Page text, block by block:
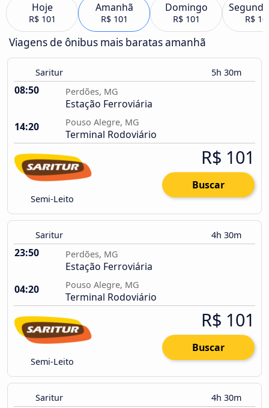
Hoje
R$ 101
Amanhã
R$ 101
Domingo
R$ 101 R$
Viagens de ônibus mais baratas amanhã
Saritur 5h 30m
08:50 Perdões, MG
Estação Ferroviária
14:20
Pouso Alegre, MG
Terminal Rodoviário
Semi-Leito
R$ 101
Buscar
Saritur 4h 30m
23:50 Perdões, MG
Estação Ferroviária
04:20
Pouso Alegre, MG
Terminal Rodoviário
Semi-Leito
R$ 101
Buscar
Saritur 4h 30m